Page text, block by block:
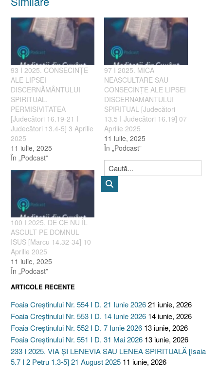
93 I 2025. CONSECINȚE
ALE LIPSEI
DISCERNĂMÂNTULUI
SPIRITUAL.
PERMISIVITATEA
[Judecători 16.19-21 I
Judecători 13.4-5] 3 Aprilie
2025
11 iulie, 2025
În „Podcast”
97 I 2025. MICA
NEASCULTARE SAU
CONSECINȚE ALE LIPSEI
DISCERNAMANTULUI
SPIRITUAL [Judecători
13.5 I Judecători 16.19] 07
Aprilie 2025
11 iulie, 2025
În „Podcast”
100 I 2025. DE CE NU ÎL
ASCULT PE DOMNUL
ISUS [Marcu 14.32-34] 10
Aprilie 2025
11 iulie, 2025
În „Podcast”
ARTICOLE RECENTE
Foaia Creștinului Nr. 554 I D. 21 Iunie 202621 iunie, 2026
Foaia Creștinului Nr. 553 I D. 14 Iunie 2026 14 iunie, 2026
Foaia Creștinului Nr. 552 I D. 7 Iunie 2026 13 iunie, 2026
Foaia Creștinului Nr. 551 I D. 31 Mai 2026 13 iunie, 2026
233 I 2025. VIA ȘI LENEVIA SAU LENEA SPIRITUALĂ [Isaia
5.7 I 2 Petru 1.3-5] 21 August 2025 11 iunie, 2026